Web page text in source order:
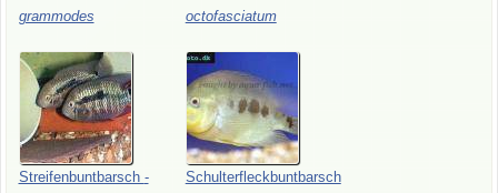
grammodes
octofasciatum
Streifenbuntbarsch -
Schulterfleckbuntbarsch